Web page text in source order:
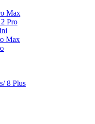
Max
Pro
Max
8 Plus